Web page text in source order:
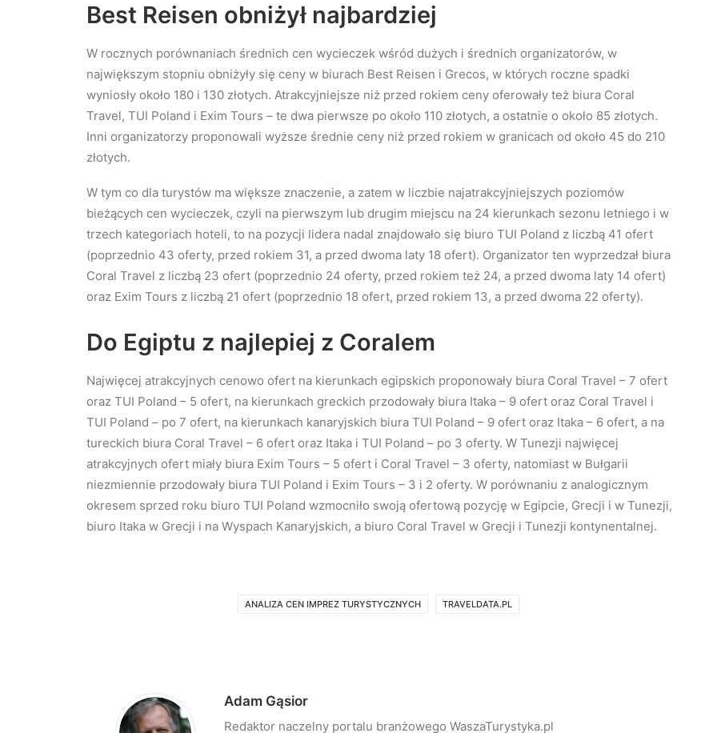
Best Reisen obniżył najbardziej
W rocznych porównaniach średnich cen wycieczek wśród dużych i średnich organizatorów, w
największym stopniu obniżyły się ceny w biurach Best Reisen i Grecos, w których roczne spadki
wyniosły około 180 i 130 złotych. Atrakcyjniejsze niż przed rokiem ceny oferowały też biura Coral
Travel, TUI Poland i Exim Tours – te dwa pierwsze po około 110 złotych, a ostatnie o około 85 złotych.
Inni organizatorzy proponowali wyższe średnie ceny niż przed rokiem w granicach od około 45 do 210
złotych.
W tym co dla turystów ma większe znaczenie, a zatem w liczbie najatrakcyjniejszych poziomów
bieżących cen wycieczek, czyli na pierwszym lub drugim miejscu na 24 kierunkach sezonu letniego i w
trzech kategoriach hoteli, to na pozycji lidera nadal znajdowało się biuro TUI Poland z liczbą 41 ofert
(poprzednio 43 oferty, przed rokiem 31, a przed dwoma laty 18 ofert). Organizator ten wyprzedzał biura
Coral Travel z liczbą 23 ofert (poprzednio 24 oferty, przed rokiem też 24, a przed dwoma laty 14 ofert)
oraz Exim Tours z liczbą 21 ofert (poprzednio 18 ofert, przed rokiem 13, a przed dwoma 22 oferty).
Do Egiptu z najlepiej z Coralem
Najwięcej atrakcyjnych cenowo ofert na kierunkach egipskich proponowały biura Coral Travel – 7 ofert
oraz TUI Poland – 5 ofert, na kierunkach greckich przodowały biura Itaka – 9 ofert oraz Coral Travel i
TUI Poland – po 7 ofert, na kierunkach kanaryjskich biura TUI Poland – 9 ofert oraz Itaka – 6 ofert, a na
tureckich biura Coral Travel – 6 ofert oraz Itaka i TUI Poland – po 3 oferty. W Tunezji najwięcej
atrakcyjnych ofert miały biura Exim Tours – 5 ofert i Coral Travel – 3 oferty, natomiast w Bułgarii
niezmiennie przodowały biura TUI Poland i Exim Tours – 3 i 2 oferty. W porównaniu z analogicznym
okresem sprzed roku biuro TUI Poland wzmocniło swoją ofertową pozycję w Egipcie, Grecji i w Tunezji,
biuro Itaka w Grecji i na Wyspach Kanaryjskich, a biuro Coral Travel w Grecji i Tunezji kontynentalnej.
ANALIZA CEN IMPREZ TURYSTYCZNYCH TRAVELDATA.PL
Adam Gąsior
Redaktor naczelny portalu branżowego WaszaTurystyka.pl